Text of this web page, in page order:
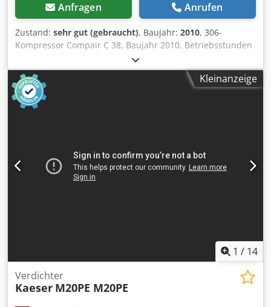
Anfragen Anrufen
Zustand: sehr gut (gebraucht), Baujahr: 2010, 306-
Kompressor Compair C 38, Baujahr 2010, Betriebsstunden
144, Ser.Nr. WCA1C2807A1A40135, Volumenstrom: 3,8 m³,
ABE und KFZ-Brief vorhanden, TÜV 12.2022, PKW- und
LKW-Zugvorrichtung, 4 Zylinder Cummins Diesel,
Betriebsdruck einstellbar 7-10 Bar Dodpfx Ajibhwyehgokr
Kleinanzeige
1 / 14
Verdichter
Kaeser M20PE M20PE